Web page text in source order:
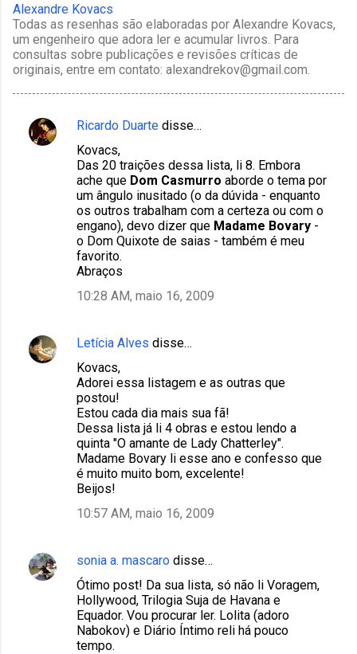
Alexandre Kovacs
Todas as resenhas são elaboradas por Alexandre Kovacs,
um engenheiro que adora ler e acumular livros. Para
consultas sobre publicações e revisões críticas de
originais, entre em contato: alexandrekov@gmail.com.
C
o
s
Ricardo Duarte disse…
Kovacs,
Das 20 traições dessa lista, li 8. Embora
ache que Dom Casmurro aborde o tema por
um ângulo inusitado (o da dúvida - enquanto
os outros trabalham com a certeza ou com o
engano), devo dizer que Madame Bovary -
o Dom Quixote de saias - também é meu
favorito.
Abraços
10:28 AM, maio 16, 2009
Letícia Alves disse…
Kovacs,
Adorei essa listagem e as outras que
postou!
Estou cada dia mais sua fã!
Dessa lista já li 4 obras e estou lendo a
quinta "O amante de Lady Chatterley".
Madame Bovary li esse ano e confesso que
é muito muito bom, excelente!
Beijos!
10:57 AM, maio 16, 2009
sonia a. mascaro disse…
Ótimo post! Da sua lista, só não li Voragem,
Hollywood, Trilogia Suja de Havana e
Equador. Vou procurar ler. Lolita (adoro
Nabokov) e Diário Íntimo reli há pouco
tempo.